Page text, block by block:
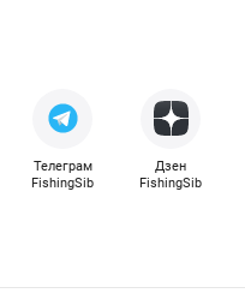
Телеграм
FishingSib
Дзен
FishingSib